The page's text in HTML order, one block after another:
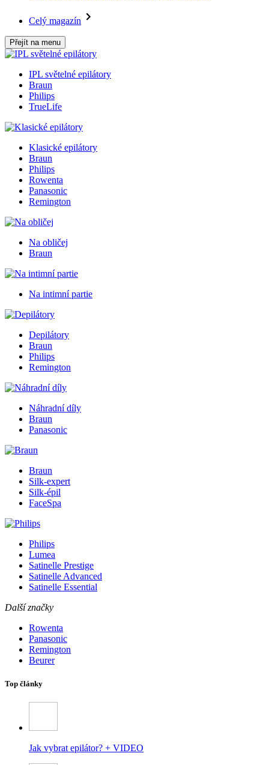
Celý magazín
Přejít na menu
IPL světelné epilátory
Braun
Philips
TrueLife
Klasické epilátory
Braun
Philips
Rowenta
Panasonic
Remington
Na obličej
Braun
Na intimní partie
Depilátory
Braun
Philips
Remington
Náhradní díly
Braun
Panasonic
Braun
Silk-expert
Silk-épil
FaceSpa
Philips
Lumea
Satinelle Prestige
Satinelle Advanced
Satinelle Essential
Další značky
Rowenta
Panasonic
Remington
Beurer
Top články
Jak vybrat epilátor? + VIDEO